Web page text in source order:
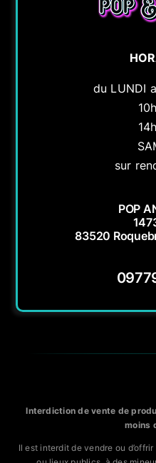
du LUNDI
sur
POP
83520
Interdiction de vente de
moins
Il est interdit de vendre ou